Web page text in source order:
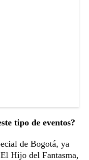
tipo de eventos?
de Bogotá, ya
Hijo del Fantasma,